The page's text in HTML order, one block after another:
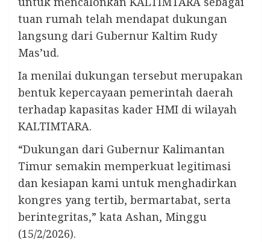
tuan rumah telah mendapat dukungan
langsung dari Gubernur Kaltim Rudy
Mas’ud.
Ia menilai dukungan tersebut merupakan
bentuk kepercayaan pemerintah daerah
terhadap kapasitas kader HMI di wilayah
KALTIMTARA.
“Dukungan dari Gubernur Kalimantan
Timur semakin memperkuat legitimasi
dan kesiapan kami untuk menghadirkan
kongres yang tertib, bermartabat, serta
berintegritas,” kata Ashan, Minggu
(15/2/2026).